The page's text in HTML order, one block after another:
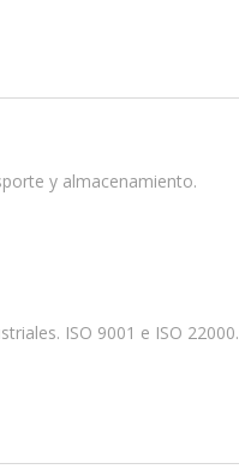
y almacenamiento.
ISO 9001 e ISO 22000.